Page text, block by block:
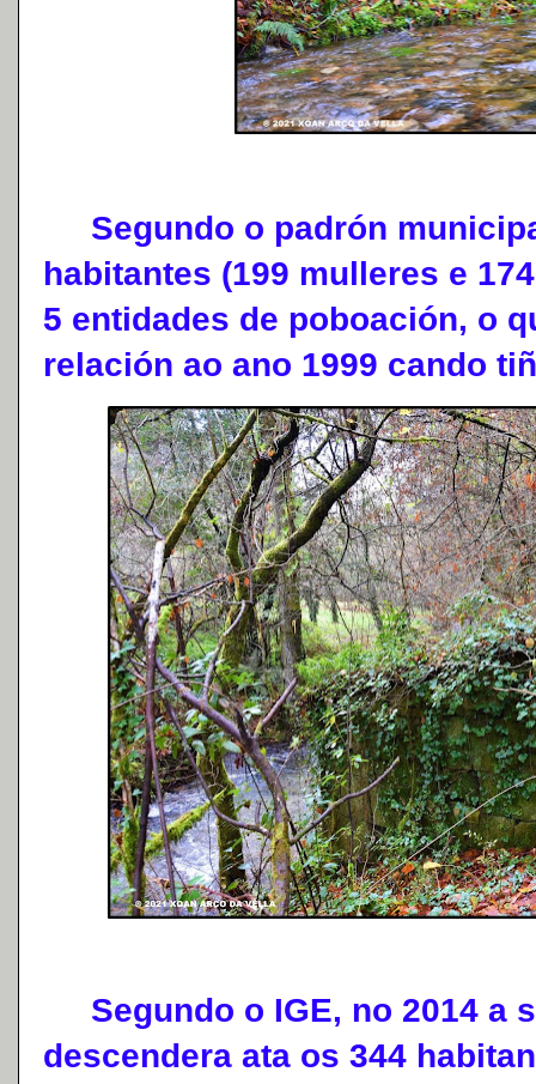
Segundo o padrón
habitantes (199 mulleres e
5 entidades de poboación, o
relación ao ano 1999 cando
Segundo o IGE, no 2014 a
descendera ata os 344